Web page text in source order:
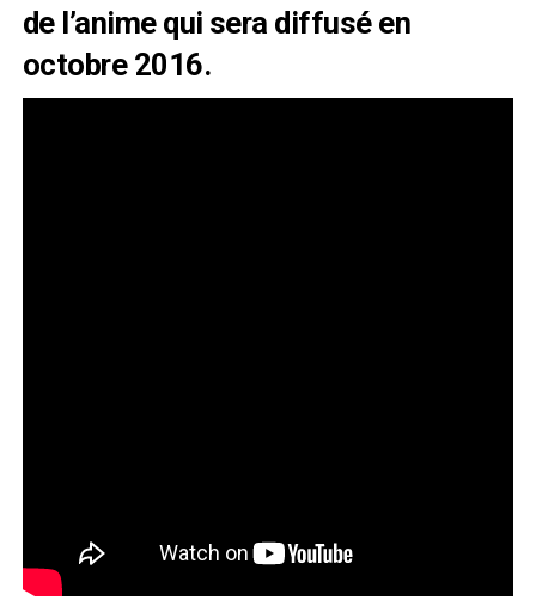
de l’anime qui sera diffusé en
octobre 2016.